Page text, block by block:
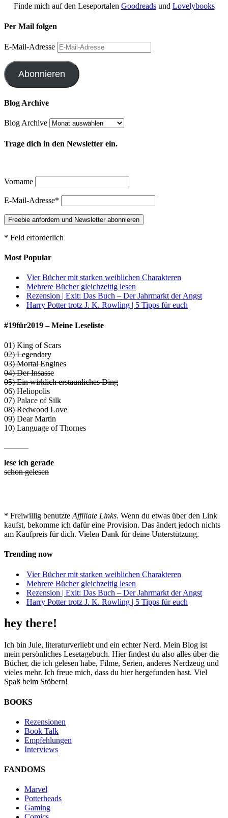
Finde mich auf den Leseportalen Goodreadsund Lovelybooks
Per Mail folgen
E-Mail-Adresse
Abonnieren
Blog Archive
Blog Archive
Trage dich in den Newsletter ein.
Vorname
E-Mail-Adresse*
* Feld erforderlich
Most Popular
Vier Bücher mit starken weiblichen Charakteren
Mehrere Bücher gleichzeitig lesen
Rezension | Exit: Das Buch – Der Jahrmarkt der Angst
Harry Potter trotz J. K. Rowling | 5 Tipps für euch
#19für2019 – Meine Leseliste
01) King of Scars
02) Legendary
03) Mortal Engines
04) Der Insasse
05) Ein wirklich erstaunliches Ding
06) Heliopolis
07) Palace of Silk
08) Redwood Love
09) Dear Martin
10) Language of Thornes
lese ich gerade
schon gelesen
* Freiwillig benutzte Affiliate Links. Wenn du etwas über den Link
kaufst, bekomme ich dafür eine Provision. Das ändert jedoch nichts
am Kaufpreis für dich. Vielen Dank für deine Unterstützung.
Trending now
Vier Bücher mit starken weiblichen Charakteren
Mehrere Bücher gleichzeitig lesen
Rezension | Exit: Das Buch – Der Jahrmarkt der Angst
Harry Potter trotz J. K. Rowling | 5 Tipps für euch
hey there!
Ich bin Jule, literaturverliebt und ein echter Nerd. Mein Blog ist
mein persönliches Lesetagebuch. Hier findest du also alles über die
Bücher, die ich gelesen habe, Filme, Serien, anderes Nerdzeug und
vieles mehr. Ich freue mich, dass du hier hergefunden hast. Viel
Spaß beim Stöbern!
BOOKS
Rezensionen
Book Talk
Empfehlungen
Interviews
FANDOMS
Marvel
Potterheads
Gaming